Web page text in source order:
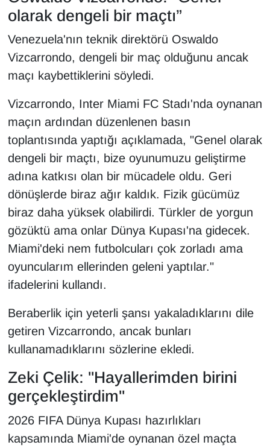
olarak dengeli bir maçtı”
Venezuela'nın teknik direktörü Oswaldo
Vizcarrondo, dengeli bir maç olduğunu ancak
maçı kaybettiklerini söyledi.
Vizcarrondo, Inter Miami FC Stadı'nda oynanan
maçın ardından düzenlenen basın
toplantısında yaptığı açıklamada, "Genel olarak
dengeli bir maçtı, bize oyunumuzu geliştirme
adına katkısı olan bir mücadele oldu. Geri
dönüşlerde biraz ağır kaldık. Fizik gücümüz
biraz daha yüksek olabilirdi. Türkler de yorgun
gözüktü ama onlar Dünya Kupası'na gidecek.
Miami'deki nem futbolcuları çok zorladı ama
oyuncularım ellerinden geleni yaptılar."
ifadelerini kullandı.
Beraberlik için yeterli şansı yakaladıklarını dile
getiren Vizcarrondo, ancak bunları
kullanamadıklarını sözlerine ekledi.
Zeki Çelik: "Hayallerimden birini
gerçekleştirdim"
2026 FIFA Dünya Kupası hazırlıkları
kapsamında Miami'de oynanan özel maçta